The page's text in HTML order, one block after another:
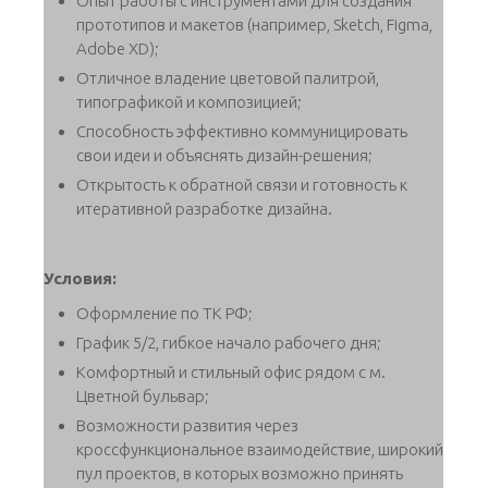
прототипов и макетов (например, Sketch, Figma,
Adobe XD);
Отличное владение цветовой палитрой,
типографикой и композицией;
Способность эффективно коммуницировать
свои идеи и объяснять дизайн-решения;
Открытость к обратной связи и готовность к
итеративной разработке дизайна.
Условия:
Оформление по ТК РФ;
График 5/2, гибкое начало рабочего дня;
Комфортный и стильный офис рядом с м.
Цветной бульвар;
Возможности развития через
кроссфункциональное взаимодействие, широкий
пул проектов, в которых возможно принять